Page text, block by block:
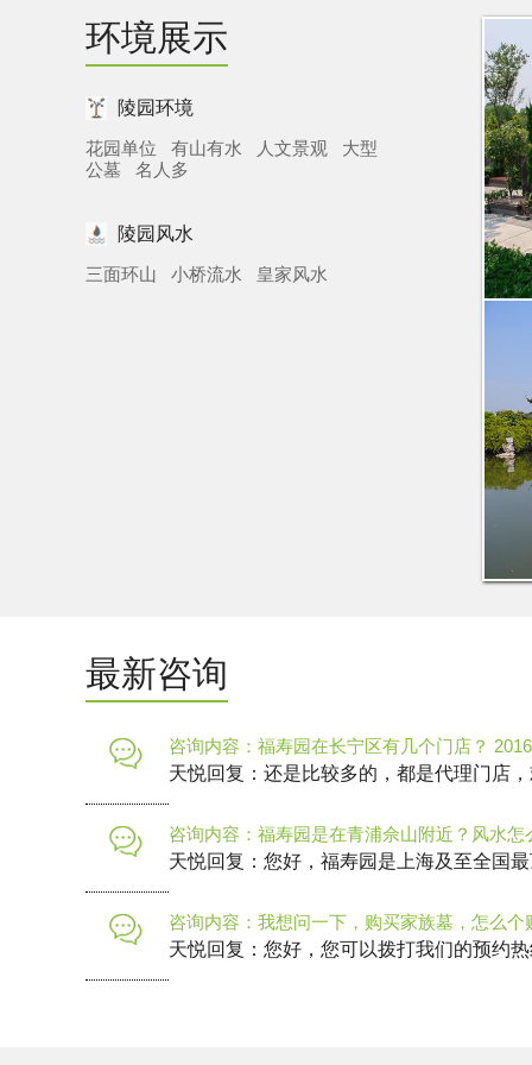
环境展示
陵园环境
花园单位 有山有水 人文景观 大型
公墓 名人多
陵园风水
三面环山 小桥流水 皇家风水
最新咨询
咨询内容：福寿园在长宁区有几个门店？
天悦回复：还是比较多的，都是代理门店
咨询内容：福寿园是在青浦佘山附近？风水怎
天悦回复：您好，福寿园是上海及至全国
咨询内容：我想问一下，购买家族墓，怎么个
天悦回复：您好，您可以拨打我们的预约